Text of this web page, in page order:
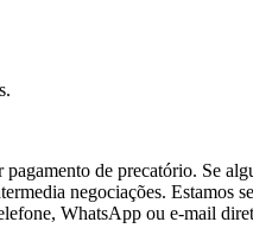
pagamento de precatório. Se
negociações. Estamos
WhatsApp ou e-mail